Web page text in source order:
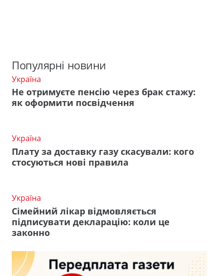
Популярні новини
Україна
Не отримуєте пенсію через брак стажу:
як оформити посвідчення
Україна
Плату за доставку газу скасували: кого
стосуються нові правила
Україна
Сімейний лікар відмовляється
підписувати декларацію: коли це
законно